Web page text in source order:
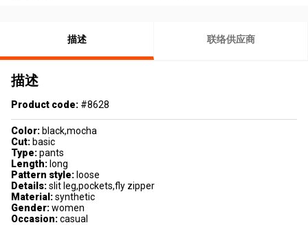
描述 联络供应商
描述
Product code: #8628
Color: black,mocha
Cut: basic
Type:pants
Length: long
Pattern style: loose
Details:slit leg,pockets,fly zipper
Material:synthetic
Gender:women
Occasion:casual